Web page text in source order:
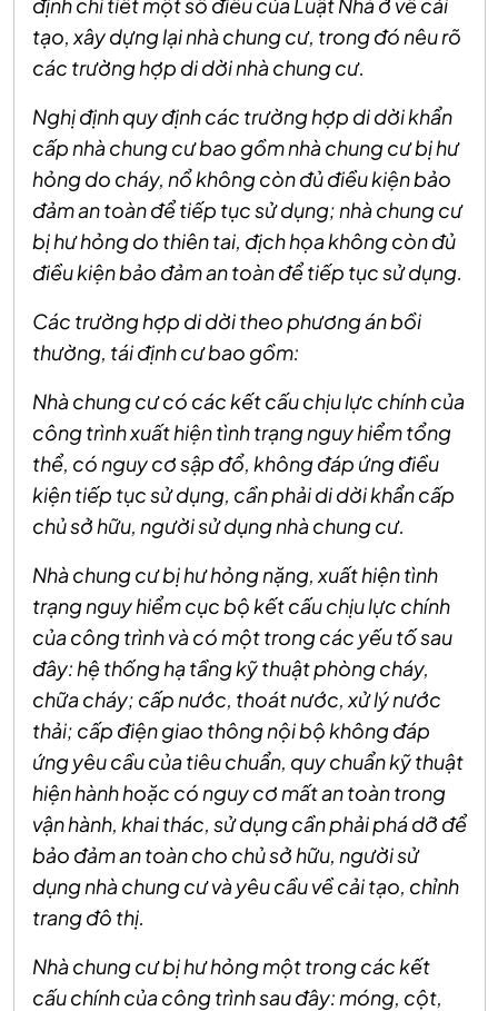
tạo, xây dựng lại nhà chung cư, trong đó nêu rõ
các trường hợp di dời nhà chung cư.
Nghị định quy định các trường hợp di dời khẩn
cấp nhà chung cư bao gồm nhà chung cư bị hư
hỏng do cháy, nổ không còn đủ điều kiện bảo
đảm an toàn để tiếp tục sử dụng; nhà chung cư
bị hư hỏng do thiên tai, địch họa không còn đủ
điều kiện bảo đảm an toàn để tiếp tục sử dụng.
Các trường hợp di dời theo phương án bồi
thường, tái định cư bao gồm:
Nhà chung cư có các kết cấu chịu lực chính của
công trình xuất hiện tình trạng nguy hiểm tổng
thể, có nguy cơ sập đổ, không đáp ứng điều
kiện tiếp tục sử dụng, cần phải di dời khẩn cấp
chủ sở hữu, người sử dụng nhà chung cư.
Nhà chung cư bị hư hỏng nặng, xuất hiện tình
trạng nguy hiểm cục bộ kết cấu chịu lực chính
của công trình và có một trong các yếu tố sau
đây: hệ thống hạ tầng kỹ thuật phòng cháy,
chữa cháy; cấp nước, thoát nước, xử lý nước
thải; cấp điện giao thông nội bộ không đáp
ứng yêu cầu của tiêu chuẩn, quy chuẩn kỹ thuật
hiện hành hoặc có nguy cơ mất an toàn trong
vận hành, khai thác, sử dụng cần phải phá dỡ để
bảo đảm an toàn cho chủ sở hữu, người sử
dụng nhà chung cư và yêu cầu về cải tạo, chỉnh
trang đô thị.
Nhà chung cư bị hư hỏng một trong các kết
cấu chính của công trình sau đây: móng, cột,